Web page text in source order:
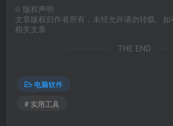
© 版权声明
文章版权归作者所有，未经允许请勿转载。
相关文章
THE END
电脑软件
# 实用工具